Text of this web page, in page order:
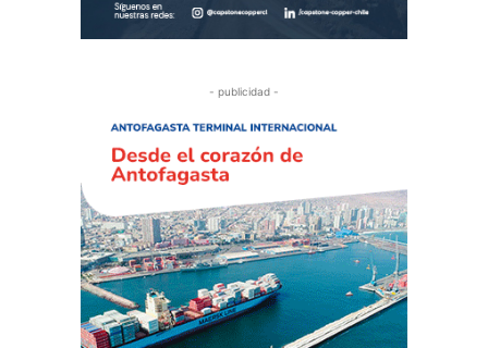
- publicidad -